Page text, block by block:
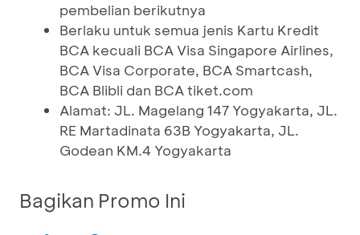
pembelian berikutnya
Berlaku untuk semua jenis Kartu Kredit
BCA kecuali BCA Visa Singapore Airlines,
BCA Visa Corporate, BCA Smartcash,
BCA Blibli dan BCA tiket.com
Alamat: JL. Magelang 147 Yogyakarta, JL.
RE Martadinata 63B Yogyakarta, JL.
Godean KM.4 Yogyakarta
Bagikan Promo Ini